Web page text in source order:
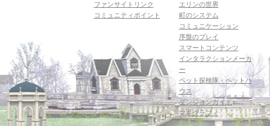
ファンサイトリンク
コミュニティポイント
エリンの世界
町のシステム
コミュニケーション
序盤のプレイ
スマートコンテンツ
インタラクションメーカ
ー
ペット探検隊・ペットハ
ウス
ダンジョンガイド
マギグラフィ